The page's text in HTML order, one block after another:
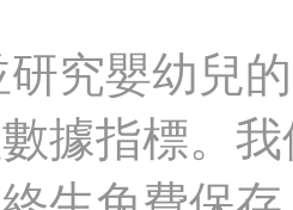
究嬰幼兒
據指標。